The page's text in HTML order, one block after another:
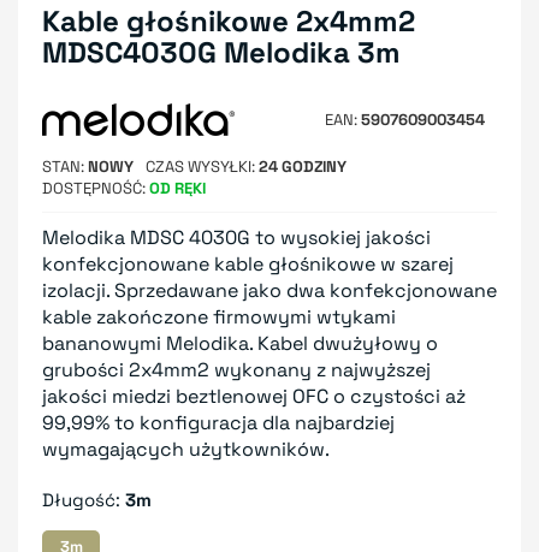
Kable głośnikowe 2x4mm2
MDSC4030G Melodika 3m
EAN 5907609003454
STAN NOWY CZAS WYSYŁKI 24 GODZINY
DOSTĘPNOŚĆ OD RĘKI
Melodika MDSC 4030G to wysokiej jakości
konfekcjonowane kable głośnikowe w szarej
izolacji. Sprzedawane jako dwa konfekcjonowane
kable zakończone firmowymi wtykami
bananowymi Melodika. Kabel dwużyłowy o
grubości 2x4mm2 wykonany z najwyższej
jakości miedzi beztlenowej OFC o czystości aż
99,99% to konfiguracja dla najbardziej
wymagających użytkowników.
Długość: 3m
3m